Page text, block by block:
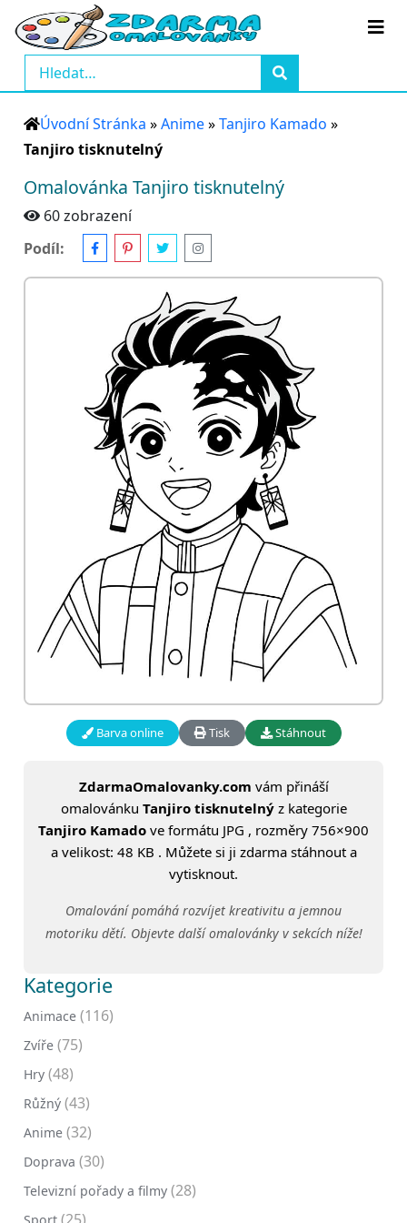
Úvodní Stránka »Anime»Tanjiro Kamado »
Tanjiro tisknutelný
Omalovánka Tanjiro tisknutelný
60 zobrazení
Podíl:
Barva online Tisk Stáhnout
ZdarmaOmalovanky.com vám přináší
omalovánku Tanjiro tisknutelnýz kategorie
Tanjiro Kamado ve formátu JPG , rozměry 756×900
a velikost: 48 KB . Můžete si ji zdarma stáhnout a
vytisknout.
Omalování pomáhá rozvíjet kreativitu a jemnou
motoriku dětí. Objevte další omalovánky v sekcích níže!
Kategorie
Animace (116)
Zvíře (75)
Hry (48)
Růžný (43)
Anime (32)
Doprava (30)
Televizní pořady a filmy (28)
Sport